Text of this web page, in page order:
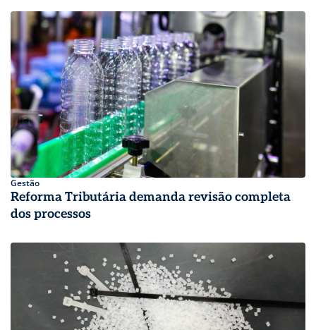
Gestão
Reforma Tributária demanda revisão completa
dos processos